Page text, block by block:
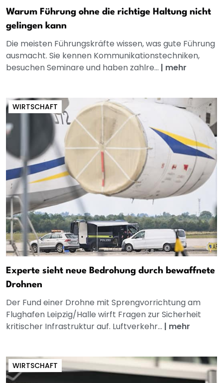
Warum Führung ohne die richtige Haltung nicht
gelingen kann
Die meisten Führungskräfte wissen, was gute Führung
ausmacht. Sie kennen Kommunikationstechniken,
besuchen Seminare und haben zahlre... | mehr
WIRTSCHAFT
Experte sieht neue Bedrohung durch bewaffnete
Drohnen
Der Fund einer Drohne mit Sprengvorrichtung am
Flughafen Leipzig/Halle wirft Fragen zur Sicherheit
kritischer Infrastruktur auf. Luftverkehr... | mehr
WIRTSCHAFT